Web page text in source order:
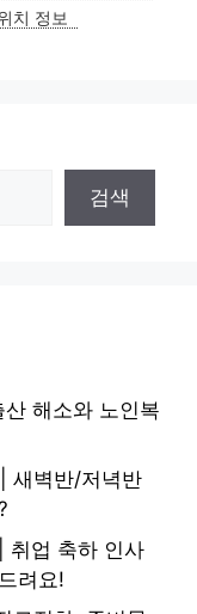
치 정보
검색
해소와 노인복
새벽반/저녁반
취업 축하 인사
려요!